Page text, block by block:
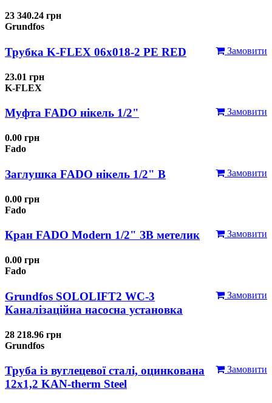
23 340.24 грн
Grundfos
Замовити
Трубка K-FLEX 06x018-2 РЕ RED
23.01 грн
K-FLEX
Замовити
Муфта FADO нікель 1/2"
0.00 грн
Fado
Замовити
Заглушка FADO нікель 1/2" В
0.00 грн
Fado
Замовити
Кран FADO Modern 1/2" ЗВ метелик
0.00 грн
Fado
Замовити
Grundfos SOLOLIFT2 WC-3
Каналізаційна насосна установка
28 218.96 грн
Grundfos
Замовити
Труба із вуглецевої сталі, оцинкована
12x1,2 KAN-therm Steel